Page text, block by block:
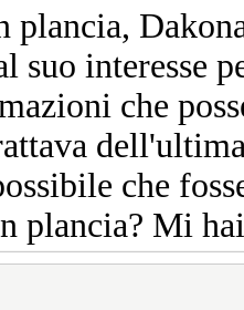
suo interesse
che
che
plancia? Mi